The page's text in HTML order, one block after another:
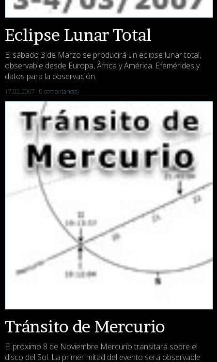
Eclipse Lunar Total
El sábado 3 de Marzo se producirá un eclipse lunar total,
observable desde Europa, África y América. Efemérides y
datos para la observación.
17.02.2007 · 0 comentario(s)
Tránsito de Mercurio
El próximo 8 de Noviembre Mercurio transitará sobre el
disco del Sol. La primer mitad del evento será observable